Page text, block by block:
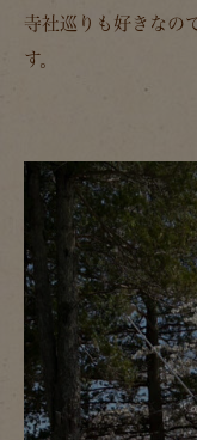
寺社巡りも好きなの
す。